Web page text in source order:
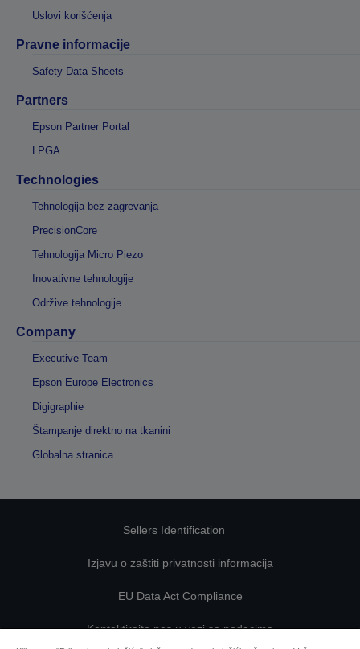
Uslovi korišćenja
Pravne informacije
Safety Data Sheets
Partners
Epson Partner Portal
LPGA
Technologies
Tehnologija bez zagrevanja
PrecisionCore
Tehnologija Micro Piezo
Inovativne tehnologije
Održive tehnologije
Company
Executive Team
Epson Europe Electronics
Digigraphie
Štampanje direktno na tkanini
Globalna stranica
Sellers Identification
Izjavu o zaštiti privatnosti informacija
EU Data Act Compliance
Kontaktirajte nas u vezi sa podacima